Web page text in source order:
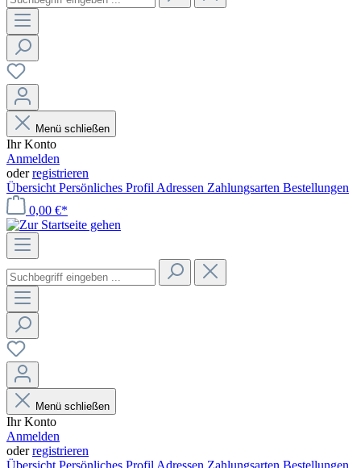
Menü schließen
Ihr Konto
Anmelden
oderregistrieren
Übersicht Persönliches Profil Adressen Zahlungsarten Bestellungen
0,00 €*
Menü schließen
Ihr Konto
Anmelden
oderregistrieren
Übersicht Persönliches Profil Adressen Zahlungsarten Bestellungen